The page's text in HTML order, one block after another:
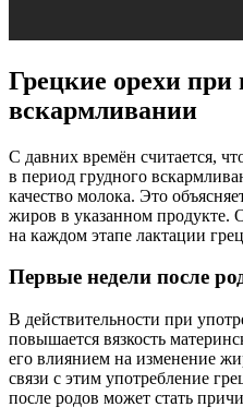
Грецкие орехи при
вскармливании
С давних времён считается,
в период грудного
качество молока. Это
жиров в указанном продукте.
на каждом этапе лактации
Первые недели после
В действительности при
повышается вязкость
его влиянием на изменение
связи с этим употребление
после родов может стать